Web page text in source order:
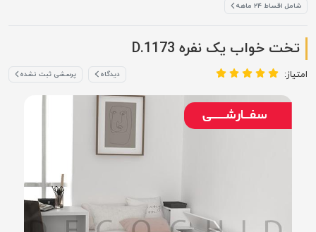
شامل اقساط ۲۴ ماهه
تخت خواب یک نفره D.1173
امتیاز: دیدگاه پرسشی ثبت نشده